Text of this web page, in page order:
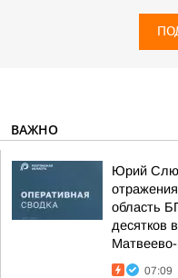
ВАЖНО
Юрий
область
десятков
Матвеево-
07:09